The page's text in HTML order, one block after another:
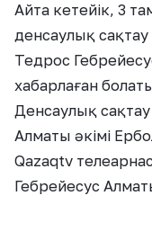
Айта кетейік, 3
денсаулық
Тедрос
хабарлаған
Денсаулық
Алматы әкімі
Qazaqtv
Гебрейесус